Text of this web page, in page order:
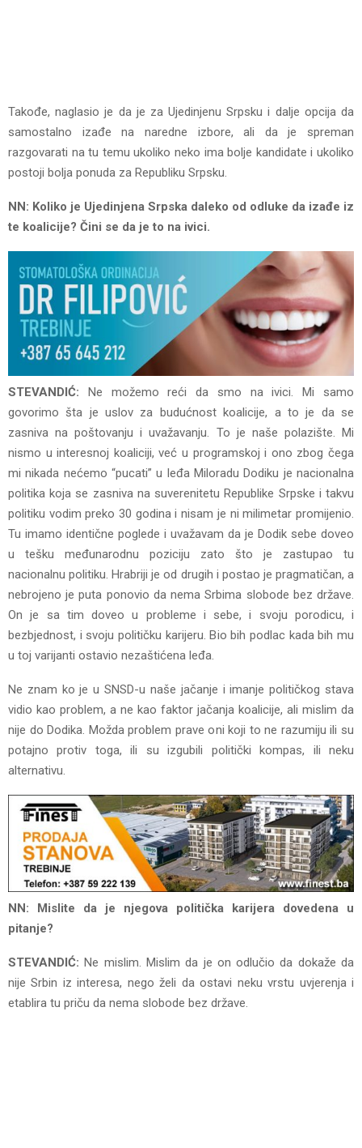
Takođe, naglasio je da je za Ujedinjenu Srpsku i dalje opcija da
samostalno izađe na naredne izbore, ali da je spreman
razgovarati na tu temu ukoliko neko ima bolje kandidate i ukoliko
postoji bolja ponuda za Republiku Srpsku.
NN: Koliko je Ujedinjena Srpska daleko od odluke da izađe iz
te koalicije? Čini se da je to na ivici.
STEVANDIĆ: Ne možemo reći da smo na ivici. Mi samo
govorimo šta je uslov za budućnost koalicije, a to je da se
zasniva na poštovanju i uvažavanju. To je naše polazište. Mi
nismo u interesnoj koaliciji, već u programskoj i ono zbog čega
mi nikada nećemo “pucati” u leđa Miloradu Dodiku je nacionalna
politika koja se zasniva na suverenitetu Republike Srpske i takvu
politiku vodim preko 30 godina i nisam je ni milimetar promijenio.
Tu imamo identične poglede i uvažavam da je Dodik sebe doveo
u tešku međunarodnu poziciju zato što je zastupao tu
nacionalnu politiku. Hrabriji je od drugih i postao je pragmatičan, a
nebrojeno je puta ponovio da nema Srbima slobode bez države.
On je sa tim doveo u probleme i sebe, i svoju porodicu, i
bezbjednost, i svoju političku karijeru. Bio bih podlac kada bih mu
u toj varijanti ostavio nezaštićena leđa.
Ne znam ko je u SNSD-u naše jačanje i imanje političkog stava
vidio kao problem, a ne kao faktor jačanja koalicije, ali mislim da
nije do Dodika. Možda problem prave oni koji to ne razumiju ili su
potajno protiv toga, ili su izgubili politički kompas, ili neku
alternativu.
NN: Mislite da je njegova politička karijera dovedena u
pitanje?
STEVANDIĆ: Ne mislim. Mislim da je on odlučio da dokaže da
nije Srbin iz interesa, nego želi da ostavi neku vrstu uvjerenja i
etablira tu priču da nema slobode bez države.